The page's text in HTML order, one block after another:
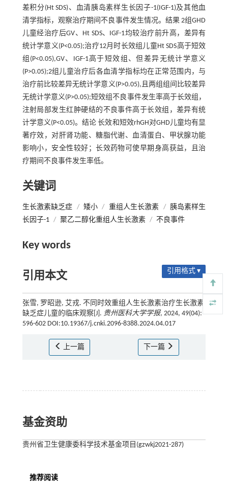
差积分(Ht SDS)、血清胰岛素样生长因子-1(IGF-1)及其他血
清学指标，观察治疗期间不良事件发生情况。结果 2组GHD
儿童经治疗后GV、Ht SDS、IGF-1均较治疗前升高，差异有
统计学意义(P<0.05);治疗12月时长效组儿童Ht SDS高于短效
组(P<0.05),GV、IGF-1高于短效组、但差异无统计学意义
(P>0.05);2组儿童治疗后各血清学指标均在正常范围内，与
治疗前比较差异无统计学意义(P>0.05),且两组组间比较差异
无统计学意义(P>0.05);短效组不良事件发生率高于长效组，
注射局部发生红肿硬结的不良事件高于长效组，差异有统
计学意义(P<0.05)。结论 长效和短效rhGH对GHD儿童均有显
著疗效，对肝肾功能、糖脂代谢、血清蛋白、甲状腺功能
影响小，安全性较好；长效药物可使早期身高获益，且治
疗期间不良事件发生率低。
关键词
生长激素缺乏症 / 矮小 / 重组人生长激素 /
胰岛素样生
长因子-1 / 聚乙二醇化重组人生长激素 / 不良事件
Key words
引用本文 引用格式 ▾
张雪, 罗昭逊, 艾戎. 不同时效重组人生长激素治疗生长激素
缺乏症儿童的临床观察[J]. 贵州医科大学学报, 2024, 49(04):
596-602 DOI:10.19367/j.cnki.2096-8388.2024.04.017
上一篇 下一篇
基金资助
贵州省卫生健康委科学技术基金项目(gzwkj2021-287)